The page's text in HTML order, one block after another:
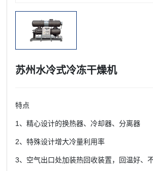
苏州水冷式冷冻干燥机
特点
1、精心设计的换热器、冷却器、分离器
2、特殊设计增大冷量利用率
3、空气出口处加装热回收装置，回温好、